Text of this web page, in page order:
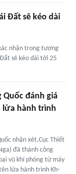
Đất sẽ kéo dài
nhận trong tương
sẽ kéo dài tới 25
Quốc đánh giá
lửa hành trình
nhận xét,Cục Thiết
đã thành công
vũ khí phóng từ máy
lửa hành trình Kh-